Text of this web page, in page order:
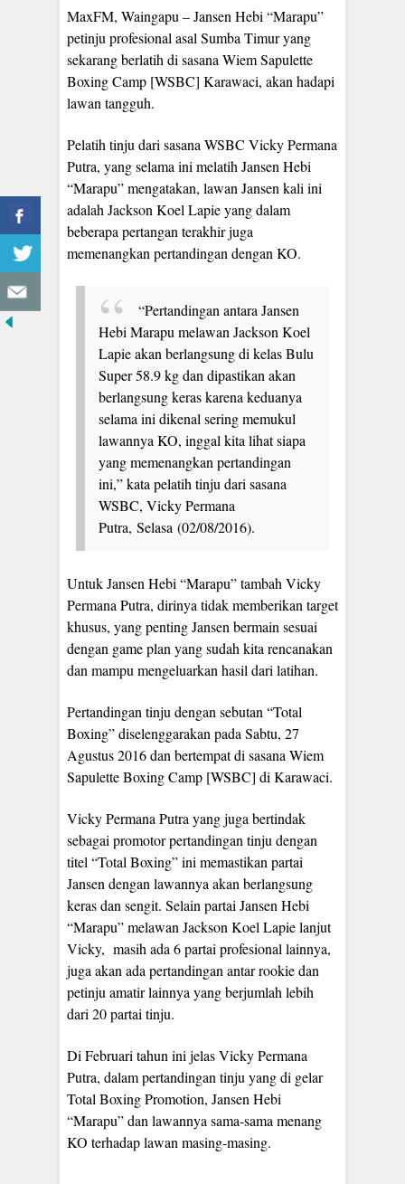
MaxFM, Waingapu – Jansen Hebi “Marapu”
petinju profesional asal Sumba Timur yang
sekarang berlatih di sasana Wiem Sapulette
Boxing Camp [WSBC] Karawaci, akan hadapi
lawan tangguh.
Pelatih tinju dari sasana WSBC Vicky Permana
Putra, yang selama ini melatih Jansen Hebi
“Marapu” mengatakan, lawan Jansen kali ini
adalah Jackson Koel Lapie yang dalam
beberapa pertangan terakhir juga
memenangkan pertandingan dengan KO.
“Pertandingan antara Jansen
Hebi Marapu melawan Jackson Koel
Lapie akan berlangsung di kelas Bulu
Super 58.9 kg dan dipastikan akan
berlangsung keras karena keduanya
selama ini dikenal sering memukul
lawannya KO, inggal kita lihat siapa
yang memenangkan pertandingan
ini,” kata pelatih tinju dari sasana
WSBC, Vicky Permana
Putra, Selasa (02/08/2016).
Untuk Jansen Hebi “Marapu” tambah Vicky
Permana Putra, dirinya tidak memberikan target
khusus, yang penting Jansen bermain sesuai
dengan game plan yang sudah kita rencanakan
dan mampu mengeluarkan hasil dari latihan.
Pertandingan tinju dengan sebutan “Total
Boxing” diselenggarakan pada Sabtu, 27
Agustus 2016 dan bertempat di sasana Wiem
Sapulette Boxing Camp [WSBC] di Karawaci.
Vicky Permana Putra yang juga bertindak
sebagai promotor pertandingan tinju dengan
titel “Total Boxing” ini memastikan partai
Jansen dengan lawannya akan berlangsung
keras dan sengit. Selain partai Jansen Hebi
“Marapu” melawan Jackson Koel Lapie lanjut
Vicky, masih ada 6 partai profesional lainnya,
juga akan ada pertandingan antar rookie dan
petinju amatir lainnya yang berjumlah lebih
dari 20 partai tinju.
Di Februari tahun ini jelas Vicky Permana
Putra, dalam pertandingan tinju yang di gelar
Total Boxing Promotion, Jansen Hebi
“Marapu” dan lawannya sama-sama menang
KO terhadap lawan masing-masing.